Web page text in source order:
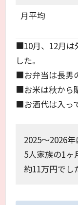
月平均
■10月、12月は
した。
■お弁当は長男
■お米は秋から
■お酒代は入っ
2025～2026
5人家族の1ヶ
約11万円でし